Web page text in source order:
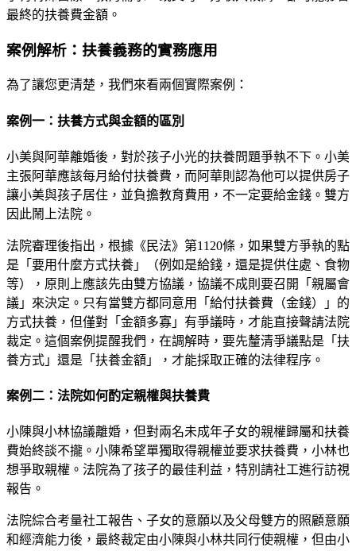
最終的扶養費金額。
案例解析：扶養義務的實務應用
為了讓您更清楚，我們來看兩個實際案例：
案例一：扶養方式與金額的區別
小美與阿華離婚後，對於孩子小光的扶養問題爭執不下。小美
主張阿華應該每月給付扶養費，而阿華則認為他可以提供房子
讓小美與孩子居住，並負擔教育費用，不一定要給金錢。雙方
因此鬧上法院。
法院審理後指出，根據《民法》第1120條，如果雙方爭執的點
是「要用什麼方式扶養」（例如是給錢，還是提供住處、食物
等），原則上應該先由雙方協議，協議不成則要召開「親屬會
議」來決定。只有當雙方都同意用「給付扶養費（金錢）」的
方式扶養，但僅對「金額多寡」有爭議時，才能直接聲請法院
裁定。這個案例提醒我們，在調解時，要先釐清爭議點是「扶
養方式」還是「扶養金額」，才能採取正確的法律程序。
案例二：法院如何酌定親權與扶養費
小陳與小林協議離婚，但對兩名未成年子女的親權歸屬和扶養
費始終談不攏。小陳希望單獨取得親權並要求扶養費，小林也
想爭取親權。法院為了孩子的最佳利益，特別請社工進行訪視
報告。
法院綜合考量社工報告、子女的意願以及父母雙方的照顧意願
和經濟能力後，最終裁定由小陳與小林共同行使親權，但由小